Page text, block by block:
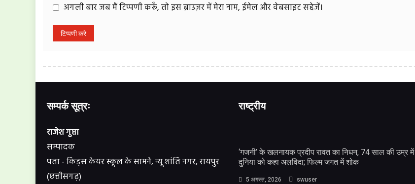
अगली बार जब मैं टिप्पणी करूँ, तो इस ब्राउज़र में मेरा नाम, ईमेल और वेबसाइट सहेजें।
सम्पर्क सूत्रः
राजेश गुप्ता
सम्पादक
पता - किड्स केयर स्कूल के सामने, न्यू शांति नगर, रायपुर
(छत्तीसगढ़)
राष्ट्रीय
‘गजनी’ के खलनायक प्रदीप रावत का निधन, 74 साल की उम्र में
दुनिया को कहा अलविदा; फिल्म जगत में शोक
5 अगस्त, 2026 swuser